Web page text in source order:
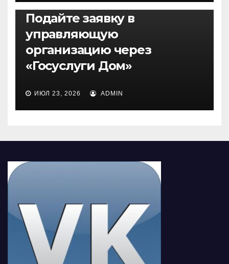
НОВОСТИ
Подайте заявку в
управляющую
организацию через
«Госуслуги Дом»
ИЮЛ 23, 2026 ADMIN